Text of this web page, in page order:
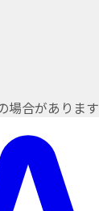
場合があります